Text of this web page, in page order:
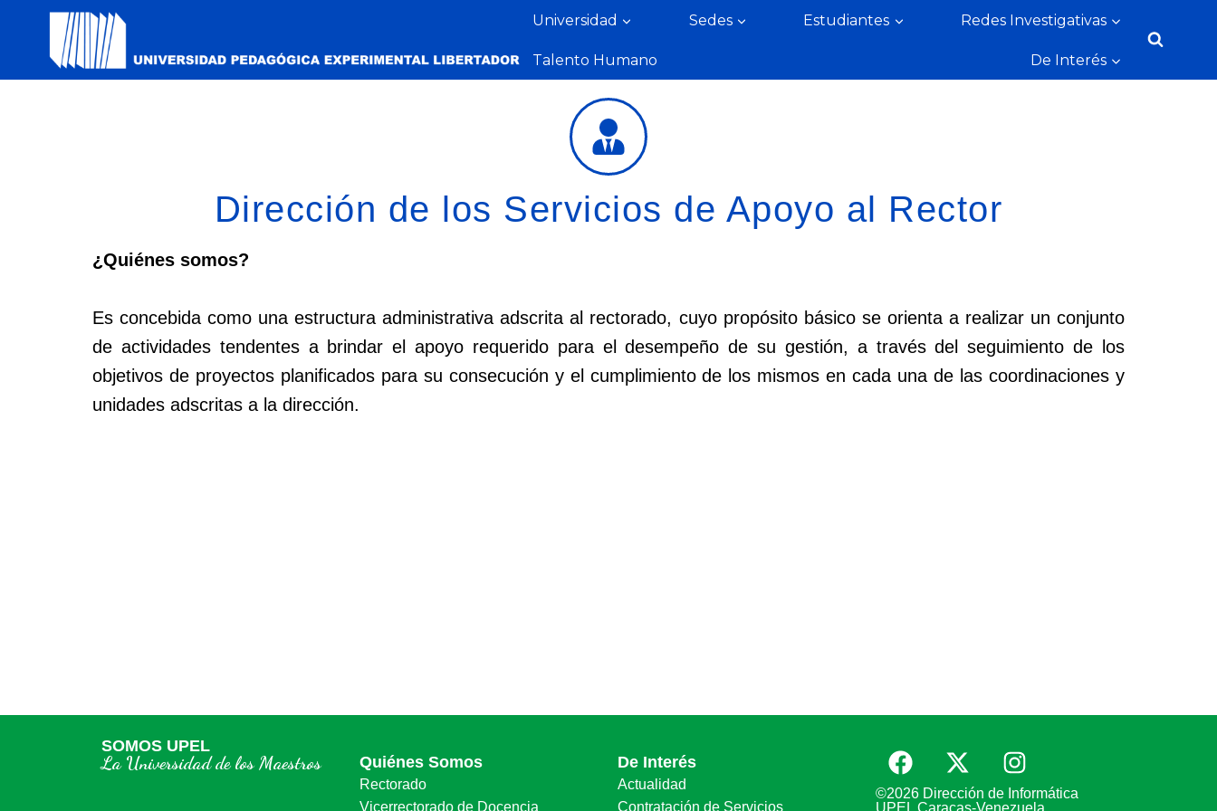
Universidad Sedes Estudiantes Redes Investigativas
Talento Humano De Interés
Dirección de los Servicios de Apoyo al Rector
¿Quiénes somos?
Es concebida como una estructura administrativa adscrita al rectorado, cuyo propósito básico se orienta a realizar un conjunto
de actividades tendentes a brindar el apoyo requerido para el desempeño de su gestión, a través del seguimiento de los
objetivos de proyectos planificados para su consecución y el cumplimiento de los mismos en cada una de las coordinaciones y
unidades adscritas a la dirección.
SOMOS UPEL
La Universidad de los Maestros Quiénes Somos
Rectorado
Vicerrectorado de Docencia
De Interés
Actualidad
Contratación de Servicios
©2026 Dirección de Informática
UPEL Caracas-Venezuela